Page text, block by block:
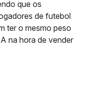
que os
de futebol
ter o mesmo peso
na hora de vender